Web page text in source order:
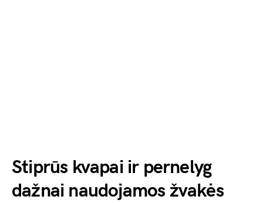
Stiprūs kvapai ir pernelyg
dažnai naudojamos žvakės